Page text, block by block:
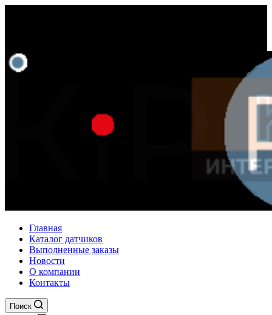
Главная
Каталог датчиков
Выполненные заказы
Новости
О компании
Контакты
Поиск